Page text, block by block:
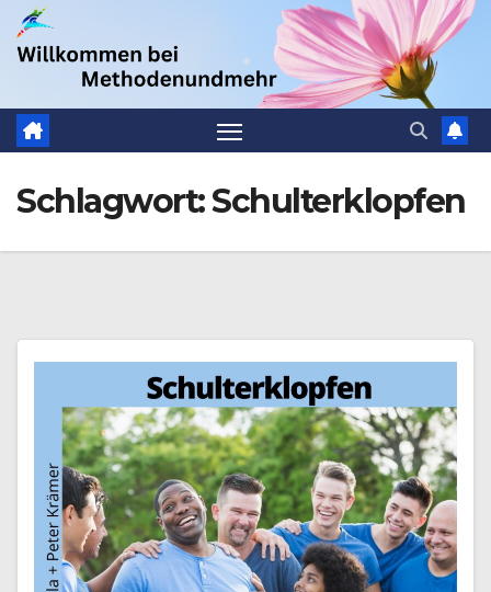
Zum
Inhalt
.
Schlagwort:Schulterklopfen